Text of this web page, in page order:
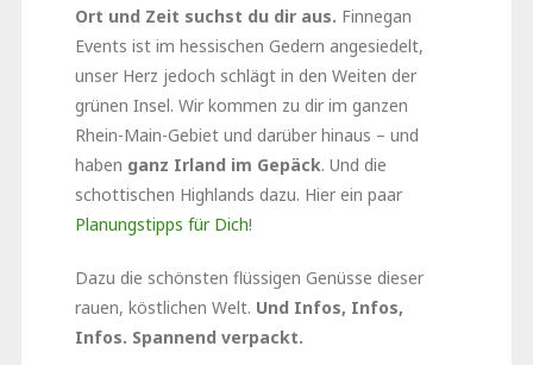
Ort und Zeit suchst du dir aus. Finnegan
Events ist im hessischen Gedern angesiedelt,
unser Herz jedoch schlägt in den Weiten der
grünen Insel. Wir kommen zu dir im ganzen
Rhein-Main-Gebiet und darüber hinaus – und
haben ganz Irland im Gepäck. Und die
schottischen Highlands dazu. Hier ein paar
Planungstipps für Dich!
Dazu die schönsten flüssigen Genüsse dieser
rauen, köstlichen Welt. Und Infos, Infos,
Infos. Spannend verpackt.